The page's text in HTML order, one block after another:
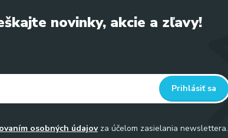
novinky, akcie a zľavy!
Prihlásiť sa
osobných údajovza účelom zasielania newslettera.